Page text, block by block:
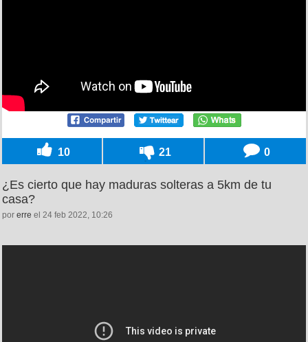
10 21 0
¿Es cierto que hay maduras solteras a 5km de tu
casa?
por erre el 24 feb 2022, 10:26